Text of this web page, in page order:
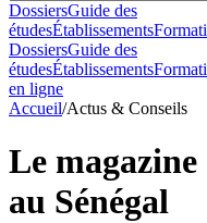
DossiersGuide des
étudesÉtablissements
DossiersGuide des
étudesÉtablissements
en ligne
Accueil/Actus & Conseils
Le
au Sénégal